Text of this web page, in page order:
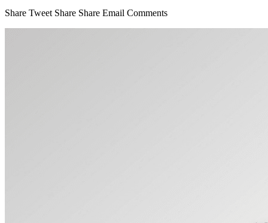
Share Tweet Share Share Email Comments